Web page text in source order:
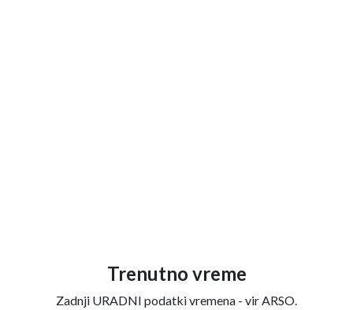
Trenutno vreme
Zadnji URADNI podatki vremena - vir ARSO.